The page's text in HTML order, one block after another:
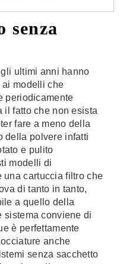
senza
ultimi anni hanno
ai modelli che
periodicamente
il fatto che non esista
fare a meno della
della polvere infatti
e pulito
modelli di
una cartuccia filtro che
di tanto in tanto,
a quello della
sistema conviene di
è perfettamente
anche
senza sacchetto